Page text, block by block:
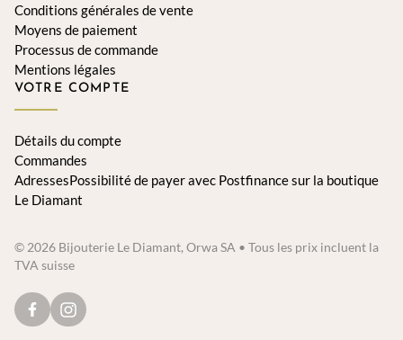
Conditions générales de vente
Moyens de paiement
Processus de commande
Mentions légales
VOTRE COMPTE
Détails du compte
Commandes
AdressesPossibilité de payer avec Postfinance sur la boutique
Le Diamant
© 2026 Bijouterie Le Diamant, Orwa SA • Tous les prix incluent la
TVA suisse